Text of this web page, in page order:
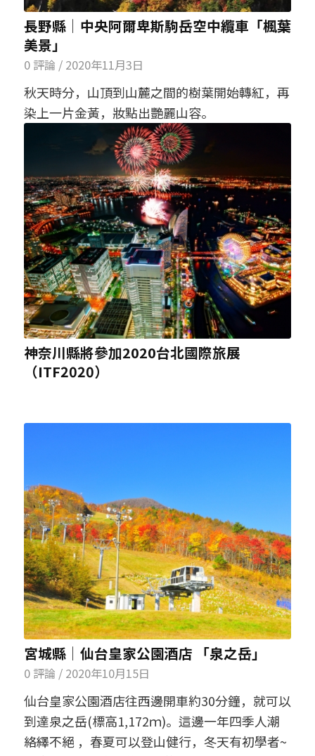
長野縣│中央阿爾卑斯駒岳空中纜車「楓葉
美景」
0 評論 / 2020年11月3日
秋天時分，山頂到山麓之間的樹葉開始轉紅，再
染上一片金黃，妝點出艷麗山容。
神奈川縣將參加2020台北國際旅展
（ITF2020）
宮城縣│仙台皇家公園酒店 「泉之岳」
0 評論 / 2020年10月15日
仙台皇家公園酒店往西邊開車約30分鐘，就可以
到達泉之岳(標高1,172ｍ)。這邊一年四季人潮
絡繹不絕 ，春夏可以登山健行，冬天有初學者~